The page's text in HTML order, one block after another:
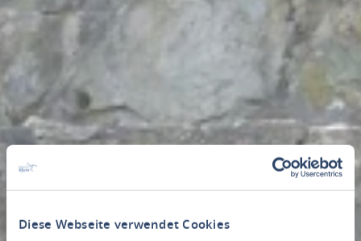
Diese Webseite verwendet Cookies